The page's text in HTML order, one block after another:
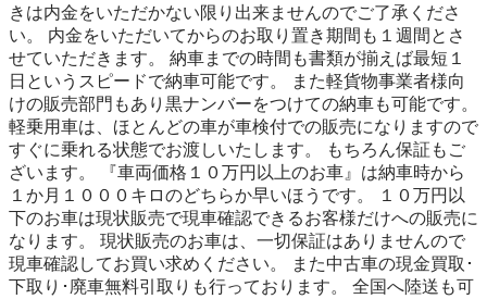
きは内金をいただかない限り出来ませんのでご了承くださ
い。 内金をいただいてからのお取り置き期間も１週間とさ
せていただきます。 納車までの時間も書類が揃えば最短１
日というスピードで納車可能です。 また軽貨物事業者様向
けの販売部門もあり黒ナンバーをつけての納車も可能です。
軽乗用車は、ほとんどの車が車検付での販売になりますので
すぐに乗れる状態でお渡しいたします。 もちろん保証もご
ざいます。 『車両価格１０万円以上のお車』は納車時から
１か月１０００キロのどちらか早いほうです。 １０万円以
下のお車は現状販売で現車確認できるお客様だけへの販売に
なります。 現状販売のお車は、一切保証はありませんので
現車確認してお買い求めください。 また中古車の現金買取･
下取り･廃車無料引取りも行っております。 全国へ陸送も可